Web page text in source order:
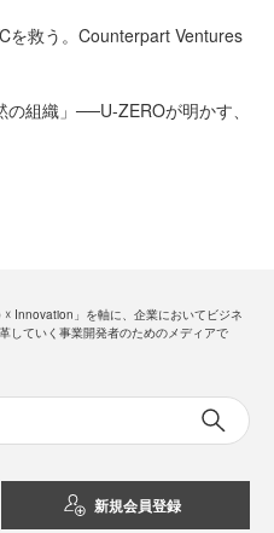
を救う。Counterpart Ventures
組織」──U-ZEROが明かす、
☓ Innovation」を軸に、企業においてビジネ
していく事業開発者のためのメディアで
新規会員登録